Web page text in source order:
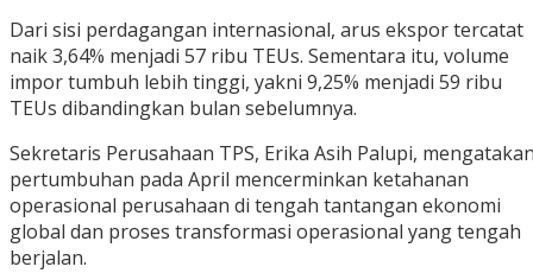
Dari sisi perdagangan internasional, arus ekspor tercatat
naik 3,64% menjadi 57 ribu TEUs. Sementara itu, volume
impor tumbuh lebih tinggi, yakni 9,25% menjadi 59 ribu
TEUs dibandingkan bulan sebelumnya.
Sekretaris Perusahaan TPS, Erika Asih Palupi,
pertumbuhan pada April mencerminkan ketahanan
operasional perusahaan di tengah tantangan ekonomi
global dan proses transformasi operasional yang tengah
berjalan.